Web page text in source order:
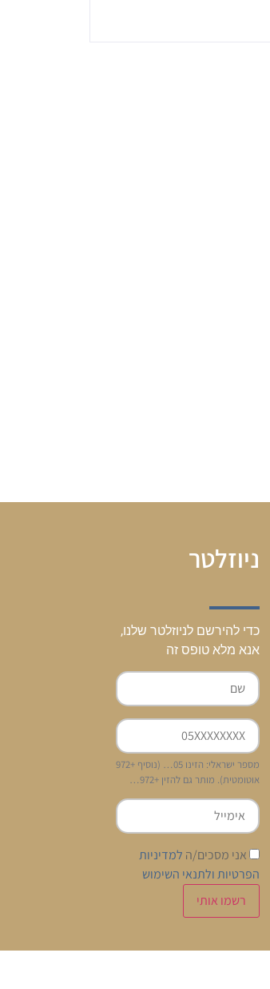
ניוזלטר
כדי להירשם לניוזלטר שלנו,
אנא מלא טופס זה
מספר ישראלי: הזינו 05… (נוסיף +972
אוטומטית). מותר גם להזין +972…
אני מסכים/ה למדיניות
הפרטיות ולתנאי השימוש